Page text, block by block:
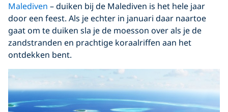
Malediven – duiken bij de Malediven is het hele jaar
door een feest. Als je echter in januari daar naartoe
gaat om te duiken sla je de moesson over als je de
zandstranden en prachtige koraalriffen aan het
ontdekken bent.